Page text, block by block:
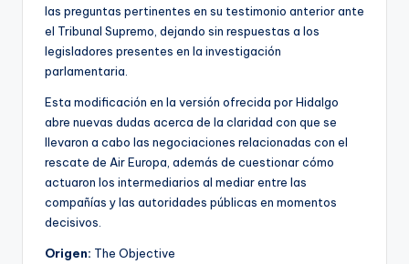
las preguntas pertinentes en su testimonio anterior ante
el Tribunal Supremo, dejando sin respuestas a los
legisladores presentes en la investigación
parlamentaria.
Esta modificación en la versión ofrecida por Hidalgo
abre nuevas dudas acerca de la claridad con que se
llevaron a cabo las negociaciones relacionadas con el
rescate de Air Europa, además de cuestionar cómo
actuaron los intermediarios al mediar entre las
compañías y las autoridades públicas en momentos
decisivos.
Origen: The Objective